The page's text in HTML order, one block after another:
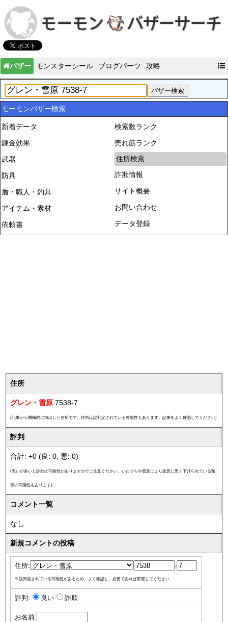
バザー モンスターシール ブログパーツ 攻略
モーモンバザー検索
新着データ
錬金効果
武器
防具
盾・職人・釣具
アイテム・素材
依頼書
検索数ランク
売れ筋ランク
住所検索
詐欺情報
サイト概要
お問い合わせ
データ登録
住所
グレン・雪原 7538-7
(記事から機械的に抽出した住所です。住所は誤判定されている可能性もあります。記事をよく確認してください)
評判
合計: +0 (良: 0, 悪: 0)
(悪いが多いと詐欺の可能性がありますのでご注意ください。いたずらや悪意により故意に悪く下げられている冤
罪の可能性もあります)
コメント一覧
なし
新規コメントの投稿
住所: -
※誤判定されている可能性があるため、よく確認し、必要であれば変更してください
評判: 良い 詐欺
お名前: